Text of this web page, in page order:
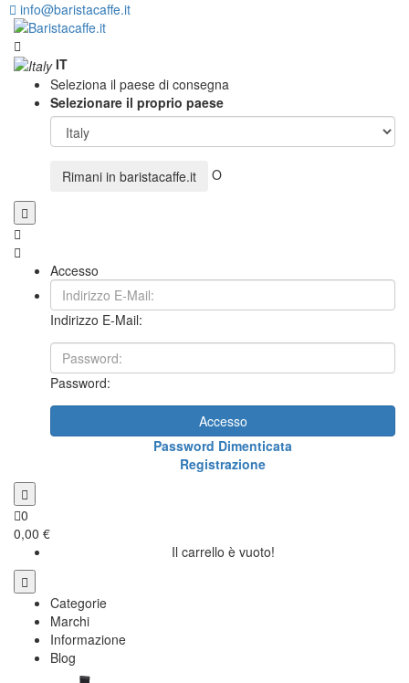
info@baristacaffe.it
IT
Seleziona il paese di consegna
Selezionare il proprio paese
Rimani in baristacaffe.it O
Accesso
Indirizzo E-Mail:
Password:
Accesso
Password Dimenticata
Registrazione
0
0,00 €
Il carrello è vuoto!
Categorie
Marchi
Informazione
Blog